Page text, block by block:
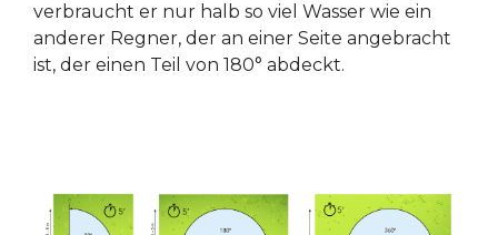
verbraucht er nur halb so viel Wasser wie ein
anderer Regner, der an einer Seite angebracht
ist, der einen Teil von 180° abdeckt.